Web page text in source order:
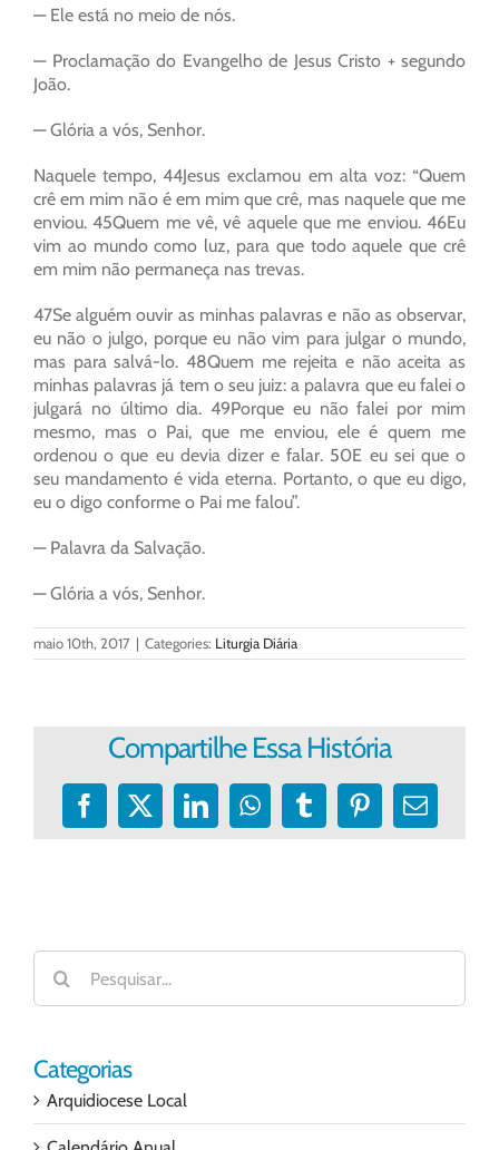
— Ele está no meio de nós.
— Proclamação do Evangelho de Jesus Cristo + segundo
João.
— Glória a vós, Senhor.
Naquele tempo, 44Jesus exclamou em alta voz: “Quem
crê em mim não é em mim que crê, mas naquele que me
enviou. 45Quem me vê, vê aquele que me enviou. 46Eu
vim ao mundo como luz, para que todo aquele que crê
em mim não permaneça nas trevas.
47Se alguém ouvir as minhas palavras e não as observar,
eu não o julgo, porque eu não vim para julgar o mundo,
mas para salvá-lo. 48Quem me rejeita e não aceita as
minhas palavras já tem o seu juiz: a palavra que eu falei o
julgará no último dia. 49Porque eu não falei por mim
mesmo, mas o Pai, que me enviou, ele é quem me
ordenou o que eu devia dizer e falar. 50E eu sei que o
seu mandamento é vida eterna. Portanto, o que eu digo,
eu o digo conforme o Pai me falou”.
— Palavra da Salvação.
— Glória a vós, Senhor.
maio 10th, 2017 | Categories: Liturgia Diária
Compartilhe Essa História
Facebook
X LinkedInWhatsApp
TumblrPinterest
E-
Buscar
resultados
para:
Categorias
Arquidiocese Local